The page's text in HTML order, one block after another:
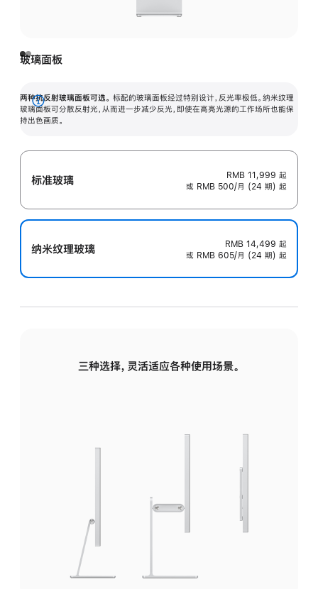
玻璃面板
两种抗反射玻璃面板可选。 标配的玻璃面板经过特别设计，反光率极低。纳米纹理
玻璃面板可分散反射光，从而进一步减少反光，即使在高亮光源的工作场所也能保
持出色画质。
展
开
标准玻璃 RMB 11,999 起
或 RMB 500/月 (24 期) 起
纳米纹理玻璃 RMB 14,499 起
或 RMB 605/月 (24 期) 起
三种选择，灵活适应各种使用场景。